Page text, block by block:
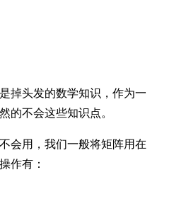
掉头发的数学知识，作为一
的不会这些知识点。
会用，我们一般将矩阵用在
作有：